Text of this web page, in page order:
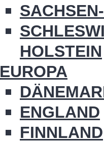
HOLSTEIN
EUROPA
ENGLAND
FINNLAND